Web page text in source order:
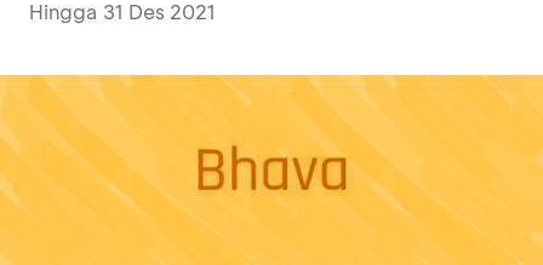
Hingga 31 Des 2021